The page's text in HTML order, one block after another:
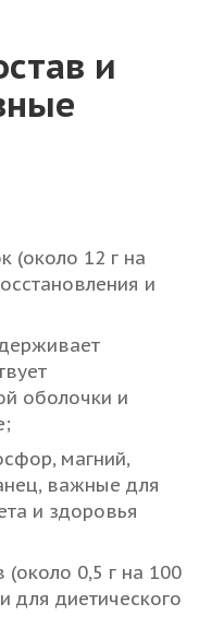
и
(около 12 г на
и
оболочки и
магний,
важные для
и здоровья
0,5 г на 100
для диетического